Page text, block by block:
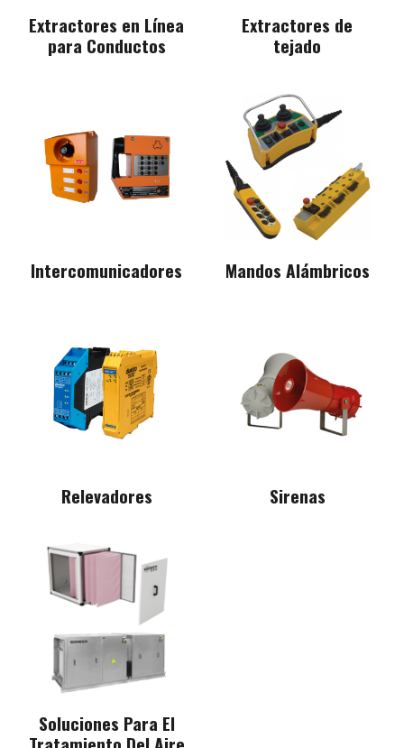
Extractores en Línea
para Conductos
Extractores de
tejado
Intercomunicadores Mandos Alámbricos
Relevadores Sirenas
Soluciones Para El